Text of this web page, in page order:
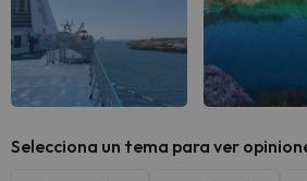
Selecciona un tema para ver